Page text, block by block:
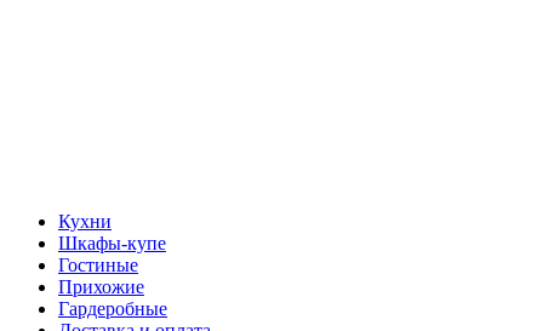
Кухни
Шкафы-купе
Гостиные
Прихожие
Гардеробные